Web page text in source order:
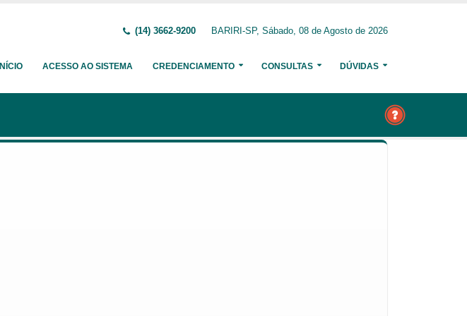
(14) 3662-9200 BARIRI-SP, Sábado, 08 de Agosto de 2026
INÍCIO ACESSO AO SISTEMA CREDENCIAMENTO CONSULTAS DÚVIDAS